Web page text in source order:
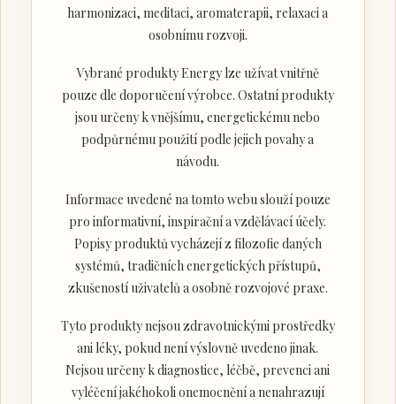
harmonizaci, meditaci, aromaterapii, relaxaci a
osobnímu rozvoji.
Vybrané produkty Energy lze užívat vnitřně
pouze dle doporučení výrobce. Ostatní produkty
jsou určeny k vnějšímu, energetickému nebo
podpůrnému použití podle jejich povahy a
návodu.
Informace uvedené na tomto webu slouží pouze
pro informativní, inspirační a vzdělávací účely.
Popisy produktů vycházejí z filozofie daných
systémů, tradičních energetických přístupů,
zkušeností uživatelů a osobně rozvojové praxe.
Tyto produkty nejsou zdravotnickými prostředky
ani léky, pokud není výslovně uvedeno jinak.
Nejsou určeny k diagnostice, léčbě, prevenci ani
vyléčení jakéhokoli onemocnění a nenahrazují